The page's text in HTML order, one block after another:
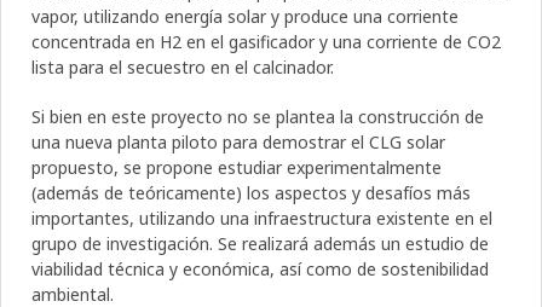
vapor, utilizando energía solar y produce una corriente
concentrada en H2 en el gasificador y una corriente de CO2
lista para el secuestro en el calcinador.
Si bien en este proyecto no se plantea la construcción de
una nueva planta piloto para demostrar el CLG solar
propuesto, se propone estudiar experimentalmente
(además de teóricamente) los aspectos y desafíos más
importantes, utilizando una infraestructura existente en el
grupo de investigación. Se realizará además un estudio de
viabilidad técnica y económica, así como de sostenibilidad
ambiental.